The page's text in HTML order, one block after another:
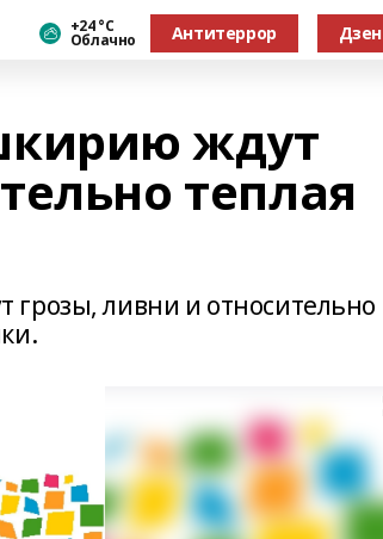
+24 °С
Облачно Антитеррор Дзен
ждут
теплая
ливни и относительно